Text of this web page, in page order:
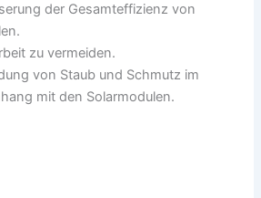
der Gesamteffizienz von
zu vermeiden.
von Staub und Schmutz im
mit den Solarmodulen.